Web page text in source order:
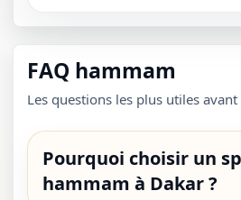
FAQ hammam
Les questions les plus utiles avant
Pourquoi choisir un
hammam à Dakar ?